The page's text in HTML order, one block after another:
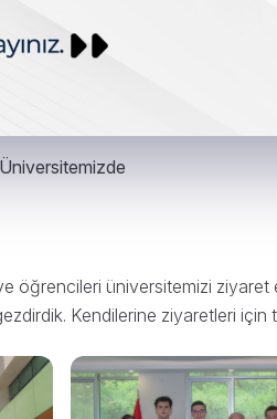
öğrencileri üniversitemizi ziyaret
Kendilerine ziyaretleri için